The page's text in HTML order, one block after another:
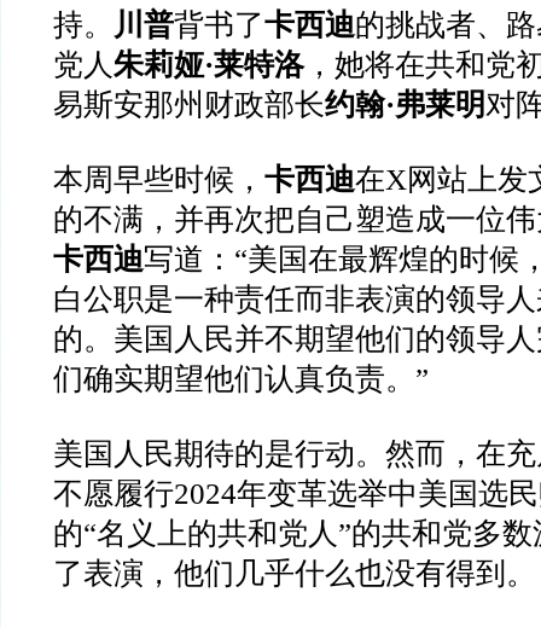
持。
川普背书了卡西迪的挑战者、
党人 朱莉娅·莱特洛，她将在共和党
易斯安那州财政部长约翰·弗莱明对
本周早些时候， 卡西迪在X网站上发
的不满，并再次把自己塑造成一位
卡西迪写道 ：“美国在最辉煌的时候
白公职是一种责任而非表演的领导
的。美国人民并不期望他们的领导
们确实期望他们认真负责。”
美国人民期待的是行动。然而，在
不愿履行2024年变革选举中美国选
的“名义上的共和党人”的共和党多
了表演，他们几乎什么也没有得到。